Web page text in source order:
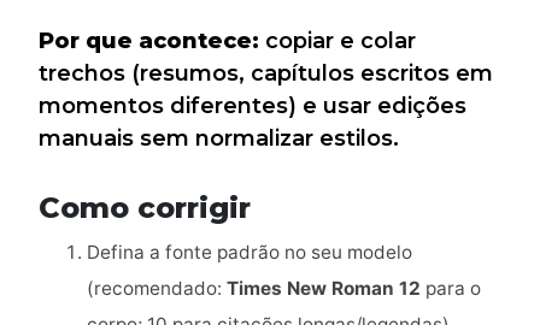
Por que acontece: copiar e colar
trechos (resumos, capítulos escritos em
momentos diferentes) e usar edições
manuais sem normalizar estilos.
Como corrigir
Defina a fonte padrão no seu modelo
(recomendado: Times New Roman 12 para o